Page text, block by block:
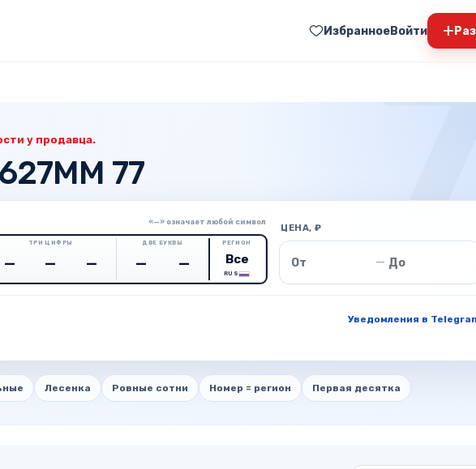
ИзбранноеВойти +
у продавца.
77
«—» означает любой символ
ТРИ ЦИФРЫ ДВЕ БУКВЫ РЕГИОН
RUS
ЦЕНА, ₽
Цена от — Цена до
Уведомления в
Лесенка Ровные сотни Номер = регион Первая десятка